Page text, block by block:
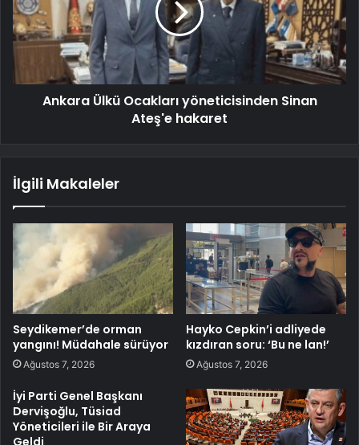
Ankara Ülkü Ocakları yöneticisinden Sinan
Ateş'e hakaret
İlgili Makaleler
Seydikemer’de orman
yangını! Müdahale sürüyor
Ağustos 7, 2026
Hayko Cepkin’i adliyede
kızdıran soru: ‘Bu ne lan!’
Ağustos 7, 2026
İyi Parti Genel Başkanı
Dervişoğlu, Tüsiad
Yöneticileri ile Bir Araya